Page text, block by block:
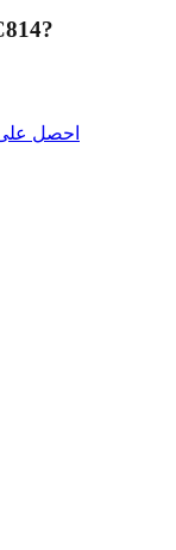
?
احصل